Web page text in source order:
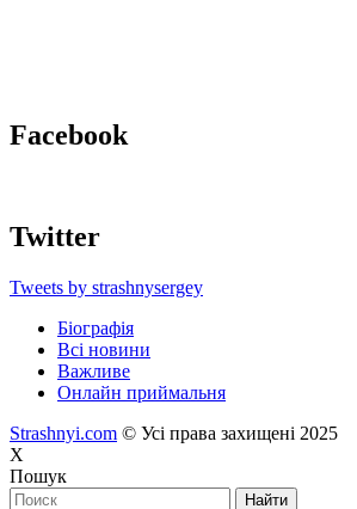
Facebook
Twitter
Tweets by strashnysergey
Біографія
Всі новини
Важливе
Онлайн приймальня
Strashnyi.com © Усі права захищені 2025
X
Пошук